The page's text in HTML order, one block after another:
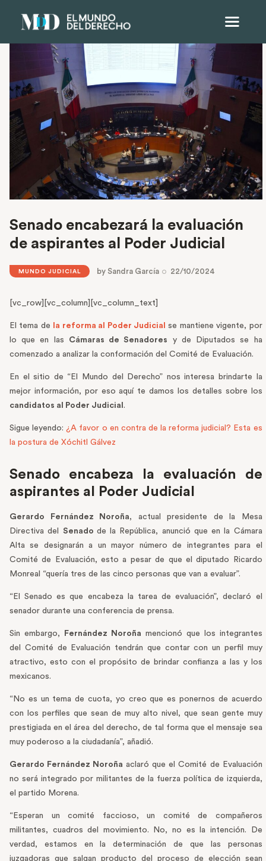
Senado encabezará la evaluación
de aspirantes al Poder Judicial
MUNDO JUDICIAL bySandra García 22/10/2024
[vc_row][vc_column][vc_column_text]
El tema de la reforma al Poder Judicial
se mantiene vigente, por
lo que en las Cámaras de Senadores
y de Diputados se ha
comenzado a analizar la conformación del Comité de Evaluación.
En el sitio de “El Mundo del Derecho” nos interesa brindarte la
mejor información, por eso aquí te damos los detalles sobre los
candidatos al Poder Judicial .
Sigue leyendo: ¿A favor o en contra de la reforma judicial? Esta es
la postura de Xóchitl Gálvez
Senado encabeza la evaluación de
aspirantes al Poder Judicial
Gerardo Fernández Noroña, actual presidente de la Mesa
Directiva del Senado de la República, anunció que en la Cámara
Alta se designarán a un mayor número de integrantes para el
Comité de Evaluación, esto a pesar de que el diputado Ricardo
Monreal “quería tres de las cinco personas que van a evaluar”.
“El Senado es que encabeza la tarea de evaluación”, declaró el
senador durante una conferencia de prensa.
Sin embargo, Fernández Noroña mencionó que los integrantes
del Comité de Evaluación tendrán que contar con un perfil muy
atractivo, esto con el propósito de brindar confianza a las y los
mexicanos.
“No es un tema de cuota, yo creo que es ponernos de acuerdo
con los perfiles que sean de muy alto nivel, que sean gente muy
prestigiada en el área del derecho, de tal forma que el mensaje sea
muy poderoso a la ciudadanía”, añadió.
Gerardo Fernández Noroña aclaró que el Comité de Evaluación
no será integrado por militantes de la fuerza política de izquierda,
el partido Morena.
“Esperan un comité faccioso, un comité de compañeros
militantes, cuadros del movimiento. No, no es la intención. De
verdad, estamos en la determinación de que las personas
juzgadoras que salgan producto del proceso de elección sean